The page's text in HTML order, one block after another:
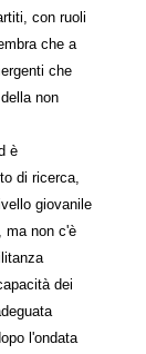
con ruoli
che a
che
non
è
di ricerca,
giovanile
ma non c'è
dei
l'ondata